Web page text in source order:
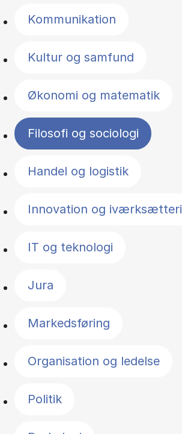
Kommunikation
Kultur og samfund
Økonomi og matematik
Filosofi og sociologi
Handel og logistik
Innovation og iværksætteri
IT og teknologi
Jura
Markedsføring
Organisation og ledelse
Politik